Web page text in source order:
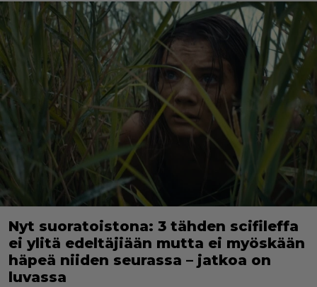
Nyt suoratoistona: 3 tähden scifileffa
ei ylitä edeltäjiään mutta ei myöskään
häpeä niiden seurassa – jatkoa on
luvassa